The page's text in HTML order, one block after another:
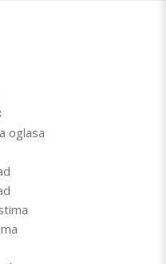
oglasa